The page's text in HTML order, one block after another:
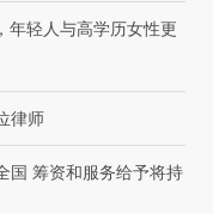
呈现】寻找100种
CFO：不
年轻人与高学历女性更
律师
国 筹资和服务给予将持